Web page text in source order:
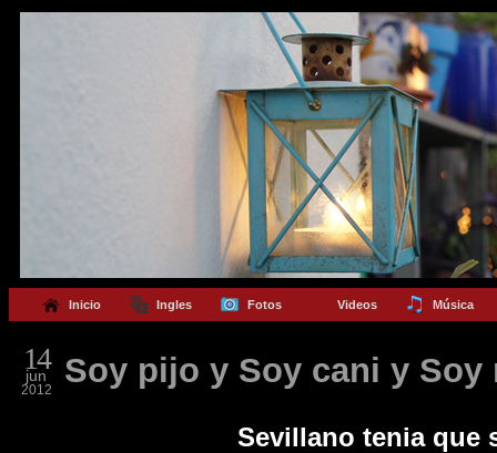
Inicio Ingles Fotos Videos Música
14
jun
2012 Soy pijo y Soy cani y Soy
Sevillano tenia que